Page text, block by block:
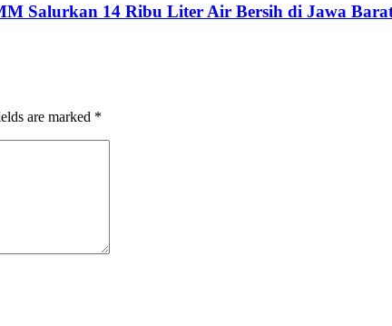
Salurkan 14 Ribu Liter Air Bersih di Jawa
are marked *